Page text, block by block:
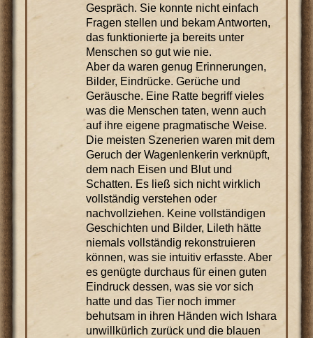
Gespräch. Sie konnte nicht einfach
Fragen stellen und bekam Antworten,
das funktionierte ja bereits unter
Menschen so gut wie nie.
Aber da waren genug Erinnerungen,
Bilder, Eindrücke. Gerüche und
Geräusche. Eine Ratte begriff vieles
was die Menschen taten, wenn auch
auf ihre eigene pragmatische Weise.
Die meisten Szenerien waren mit dem
Geruch der Wagenlenkerin verknüpft,
dem nach Eisen und Blut und
Schatten. Es ließ sich nicht wirklich
vollständig verstehen oder
nachvollziehen. Keine vollständigen
Geschichten und Bilder, Lileth hätte
niemals vollständig rekonstruieren
können, was sie intuitiv erfasste. Aber
es genügte durchaus für einen guten
Eindruck dessen, was sie vor sich
hatte und das Tier noch immer
behutsam in ihren Händen wich Ishara
unwillkürlich zurück und die blauen